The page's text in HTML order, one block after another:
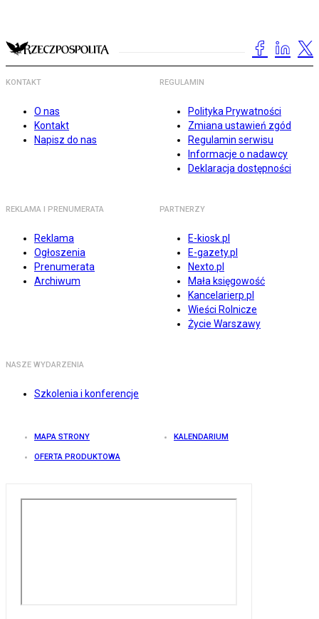
KONTAKT
O nas
Kontakt
Napisz do nas
REGULAMIN
Polityka Prywatności
Zmiana ustawień zgód
Regulamin serwisu
Informacje o nadawcy
Deklaracja dostępności
REKLAMA I PRENUMERATA
Reklama
Ogłoszenia
Prenumerata
Archiwum
PARTNERZY
E-kiosk.pl
E-gazety.pl
Nexto.pl
Mała księgowość
Kancelarierp.pl
Wieści Rolnicze
Życie Warszawy
NASZE WYDARZENIA
Szkolenia i konferencje
MAPA STRONY KALENDARIUM
OFERTA PRODUKTOWA